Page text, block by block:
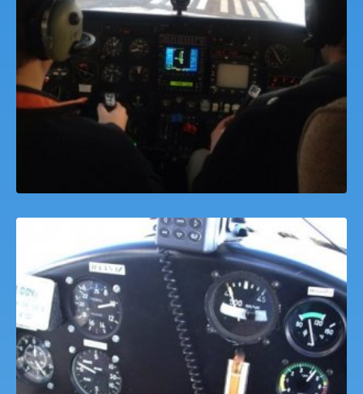
Motorosrepülő Pilótaképzés Budaörs
Motorosrepülő Pilótaképzés Dáka